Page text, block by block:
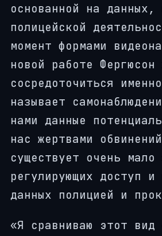
основанной на данных,
полицейской
момент формами
новой работе Фергюсон
сосредоточиться
называет
нами данные
нас жертвами
существует очень мало
регулирующих доступ и
данных полицией и
«Я сравниваю этот вид